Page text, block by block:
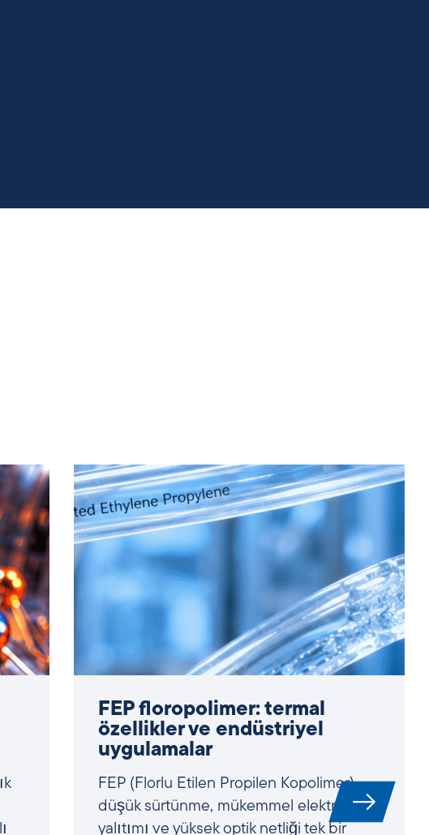
EVA – etilen vinil asetat:
malzeme bilimi, özellikleri ve
uygulamaları
Etilen-vinil asetat (EVA), tam da klasik
polietilenlerin, sert termoplastiklerin veya
kırılgan elastomerlerin sınırlarına ulaştığı